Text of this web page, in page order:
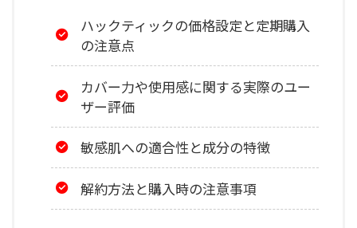
ハックティックの価格設定と定期購入
の注意点
カバー力や使用感に関する実際のユー
ザー評価
敏感肌への適合性と成分の特徴
解約方法と購入時の注意事項